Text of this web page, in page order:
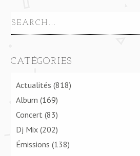
CATÉGORIES
Actualités (818)
Album (169)
Concert (83)
Dj Mix (202)
Émissions (138)